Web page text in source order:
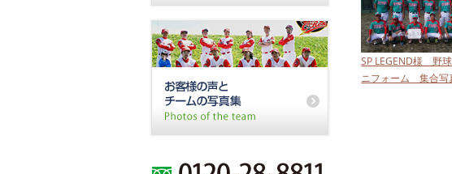
SP LEGEND様 野
ニフォーム 集合写